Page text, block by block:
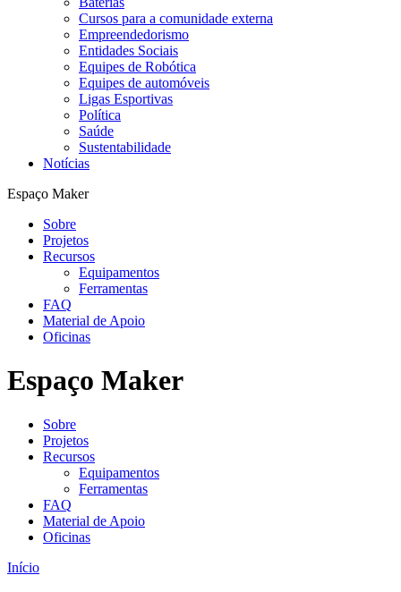
Cursos para a comunidade externa
Empreendedorismo
Entidades Sociais
Equipes de Robótica
Equipes de automóveis
Ligas Esportivas
Política
Saúde
Sustentabilidade
Notícias
Espaço Maker
Sobre
Projetos
Recursos
Equipamentos
Ferramentas
FAQ
Material de Apoio
Oficinas
Espaço Maker
Sobre
Projetos
Recursos
Equipamentos
Ferramentas
FAQ
Material de Apoio
Oficinas
Início